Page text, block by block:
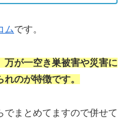
ムです。
万が一空き巣被害や災害に
のが特徴です。
でまとめてますので併せて